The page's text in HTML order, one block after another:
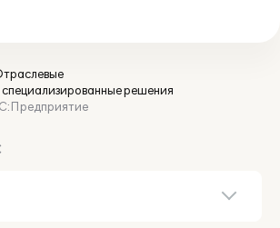
специализированные решения